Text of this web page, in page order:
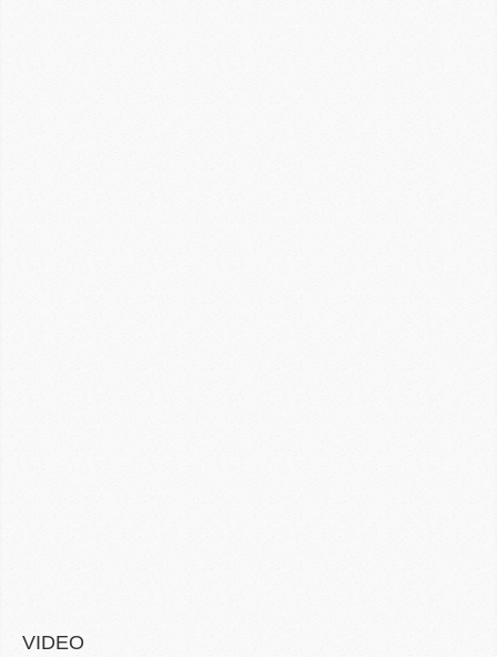
VIDEO